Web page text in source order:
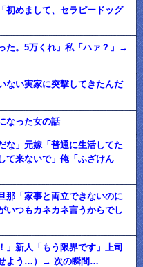
初めまして、セラピードッグ
た。5万くれ」私「ハァ？」→
ない実家に突撃してきたんだ
なった女の話
な」元嫁「普通に生活してた
て来ないで」俺「ふざけん
那「家事と両立できないのに
いつもカネカネ言うからでし
」新人「もう限界です」上司
せよう…）→ 次の瞬間…